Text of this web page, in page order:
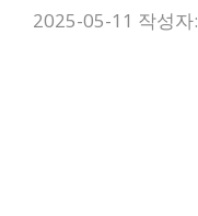
2025-05-11 작성자: